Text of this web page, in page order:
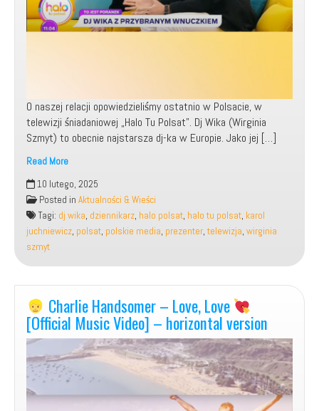
O naszej relacji opowiedzieliśmy ostatnio w Polsacie, w
telewizji śniadaniowej „Halo Tu Polsat”. Dj Wika (Wirginia
Szmyt) to obecnie najstarsza dj-ka w Europie. Jako jej […]
Read More
Udział,
jako
Gość
w
Telewizji
Śniadaniowej:
„Halo
Tu
Polsat”
razem
z
dj
Wiką!
10 lutego, 2025
Posted in Aktualności & Wieści
Tagi: dj wika, dziennikarz, halo polsat, halo tu polsat, karol
juchniewicz, polsat, polskie media, prezenter,telewizja, wirginia
szmyt
Charlie Handsomer – Love, Love
[Official Music Video] – horizontal version